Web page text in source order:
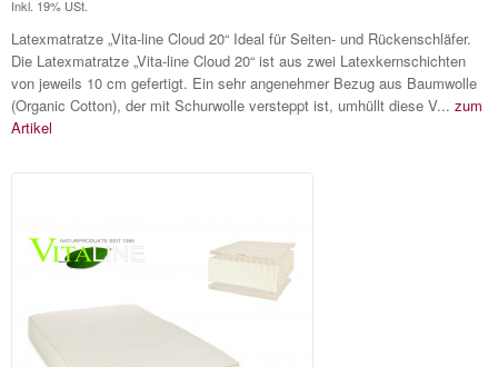
Inkl. 19% USt.
Latexmatratze „Vita-line Cloud 20“ Ideal für Seiten- und Rückenschläfer.
Die Latexmatratze „Vita-line Cloud 20“ ist aus zwei Latexkernschichten
von jeweils 10 cm gefertigt. Ein sehr angenehmer Bezug aus Baumwolle
(Organic Cotton), der mit Schurwolle versteppt ist, umhüllt diese V... zum
Artikel